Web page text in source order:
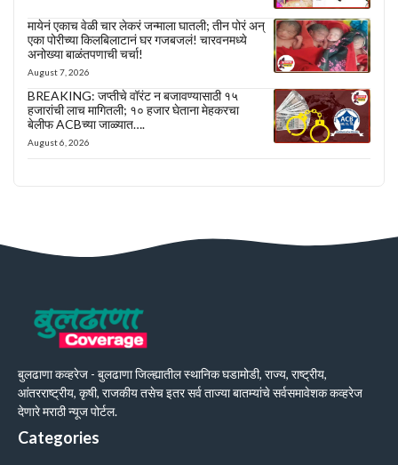
मायेनं एकाच वेळी चार लेकरं जन्माला घातली; तीन पोरं अन्
एका पोरीच्या किलबिलाटानं घर गजबजलं! चारवनमध्ये
अनोख्या बाळंतपणाची चर्चा!
August 7, 2026
BREAKING: जप्तीचे वॉरंट न बजावण्यासाठी १५
हजारांची लाच मागितली; १० हजार घेताना मेहकरचा
बेलीफ ACBच्या जाळ्यात….
August 6, 2026
बुलढाणा कव्हरेज - बुलढाणा जिल्ह्यातील स्थानिक घडामोडी, राज्य, राष्ट्रीय,
आंतरराष्ट्रीय, कृषी, राजकीय तसेच इतर सर्व ताज्या बातम्यांचे सर्वसमावेशक कव्हरेज
देणारे मराठी न्यूज पोर्टल.
Categories